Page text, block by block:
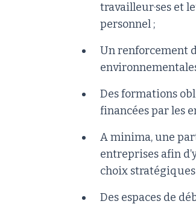
travailleur·ses et
personnel ;
Un renforcement
Des formations
financées par les
A minima, une
entreprises afin
choix stratégiques
Des espaces de